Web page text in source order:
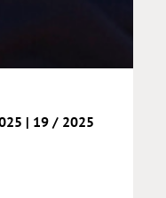
| 19 / 2025